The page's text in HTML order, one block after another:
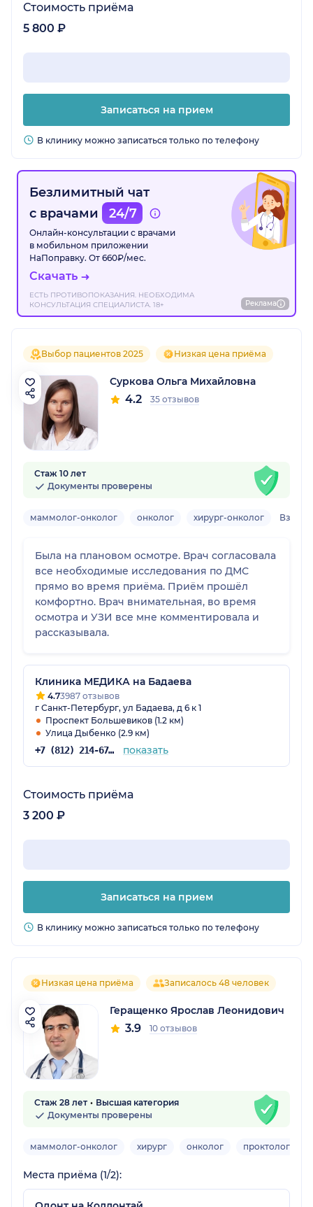
Стоимость приёма
5 800 ₽
Записаться на прием
В клинику можно записаться только по телефону
Безлимитный чат
с врачами
24/7
Онлайн-консультации с врачами
в мобильном приложении
НаПоправку. От 660₽/мес.
Скачать
ЕСТЬ ПРОТИВОПОКАЗАНИЯ. НЕОБХОДИМА
КОНСУЛЬТАЦИЯ СПЕЦИАЛИСТА. 18+
Реклама
Выбор пациентов 2025 Низкая цена приёма
Суркова Ольга Михайловна
4.2 35 отзывов
Стаж 10 лет
Документы проверены
маммолог-онколог онколог хирург-онколог
Была на плановом осмотре. Врач согласовала
все необходимые исследования по ДМС
прямо во время приёма. Приём прошёл
комфортно. Врач внимательная, во время
осмотра и УЗИ все мне комментировала и
рассказывала.
Клиника МЕДИКА на Бадаева
4.73987 отзывов
г Санкт-Петербург, ул Бадаева, д 6 к 1
Проспект Большевиков (1.2 км)
Улица Дыбенко (2.9 км)
+7 (812) 214-67-27 показать
Стоимость приёма
3 200 ₽
Записаться на прием
В клинику можно записаться только по телефону
Низкая цена приёма Записалось 48 человек
Геращенко Ярослав Леонидович
3.9 10 отзывов
Стаж 28 лет
Высшая категория
Документы проверены
маммолог-онколог хирург онколог проктолог
Места приёма (1/2):